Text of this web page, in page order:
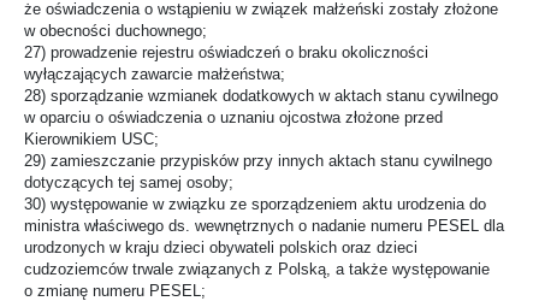
że oświadczenia o wstąpieniu w związek małżeński zostały złożone
w obecności duchownego;
27) prowadzenie rejestru oświadczeń o braku okoliczności
wyłączających zawarcie małżeństwa;
28) sporządzanie wzmianek dodatkowych w aktach stanu cywilnego
w oparciu o oświadczenia o uznaniu ojcostwa złożone przed
Kierownikiem USC;
29) zamieszczanie przypisków przy innych aktach stanu cywilnego
dotyczących tej samej osoby;
30) występowanie w związku ze sporządzeniem aktu urodzenia do
ministra właściwego ds. wewnętrznych o nadanie numeru PESEL dla
urodzonych w kraju dzieci obywateli polskich oraz dzieci
cudzoziemców trwale związanych z Polską, a także występowanie
o zmianę numeru PESEL;